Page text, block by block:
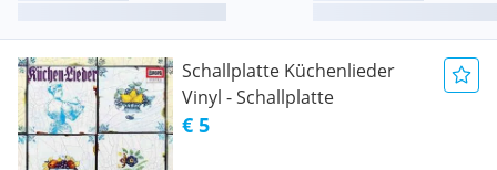
Schallplatte Küchenlieder
Vinyl - Schallplatte
€ 5